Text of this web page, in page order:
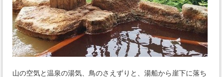
山の空気と温泉の湯気、鳥のさえずりと、湯船から崖下に落ち